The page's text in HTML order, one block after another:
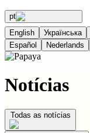
pt
English
Українська
Español
Nederlands
Notícias
Todas as notícias